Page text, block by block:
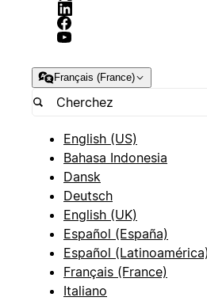
Français (France)
English (US)
Bahasa Indonesia
Dansk
Deutsch
English (UK)
Español (España)
Español (Latinoamérica)
Français (France)
Italiano